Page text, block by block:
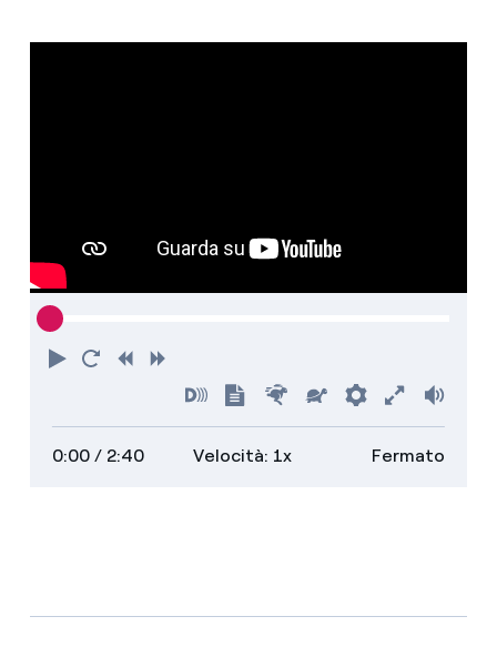
Riproduci
TornaIndietro
Avanti
Attiva
audiodescrizioni
Mostra
trascrizione
Più
veloce
Più
lento
Preferenze
Attiva
schermo
intero
0:00/ 2:40 Velocità: 1x Fermato